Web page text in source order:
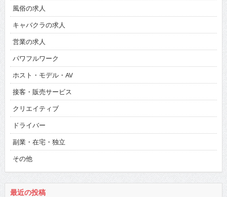
風俗の求人
キャバクラの求人
営業の求人
パワフルワーク
ホスト・モデル・AV
接客・販売サービス
クリエイティブ
ドライバー
副業・在宅・独立
その他
最近の投稿